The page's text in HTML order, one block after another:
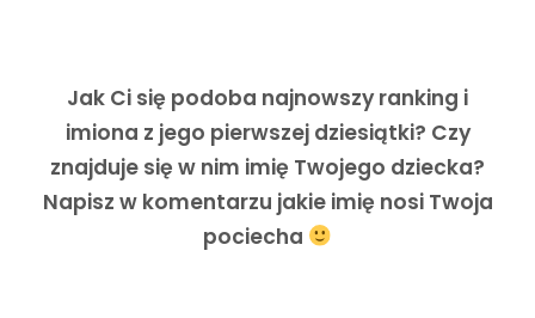
Jak Ci się podoba najnowszy ranking i
imiona z jego pierwszej dziesiątki? Czy
znajduje się w nim imię Twojego dziecka?
Napisz w komentarzu jakie imię nosi Twoja
pociecha